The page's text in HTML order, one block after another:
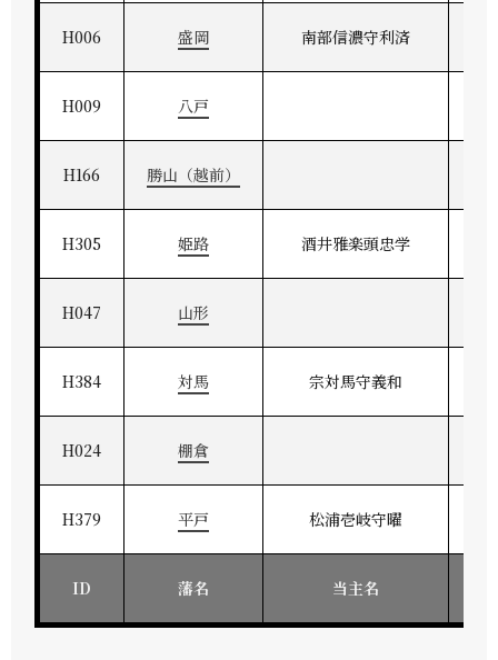
H006 盛岡 南部信濃守利済
H009 八戸
H166 勝山（越前）
H305 姫路 酒井雅楽頭忠学
H047 山形
H384 対馬 宗対馬守義和
H024 棚倉
H379 平戸 松浦壱岐守曜
ID 藩名 当主名